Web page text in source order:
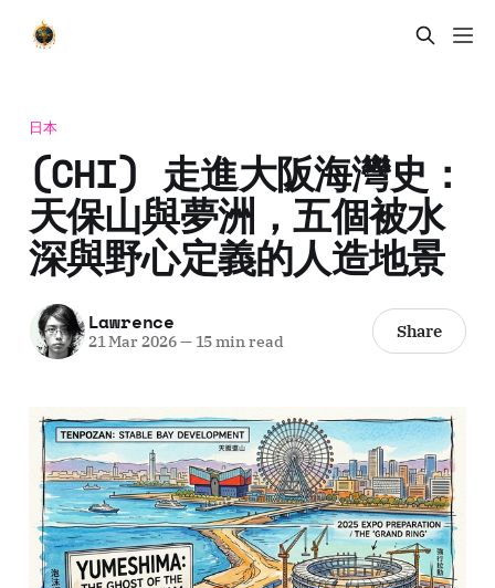
日本
(CHI) 走進大阪海灣史：
天保山與夢洲，五個被水
深與野心定義的人造地景
Lawrence
21 Mar 2026—15 min read Share